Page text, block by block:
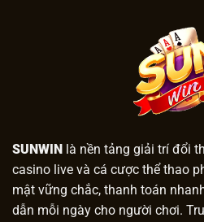
SUNWIN là nền tảng giải trí đổi
casino live và cá cược thể thao
mật vững chắc, thanh toán
dẫn mỗi ngày cho người chơi.